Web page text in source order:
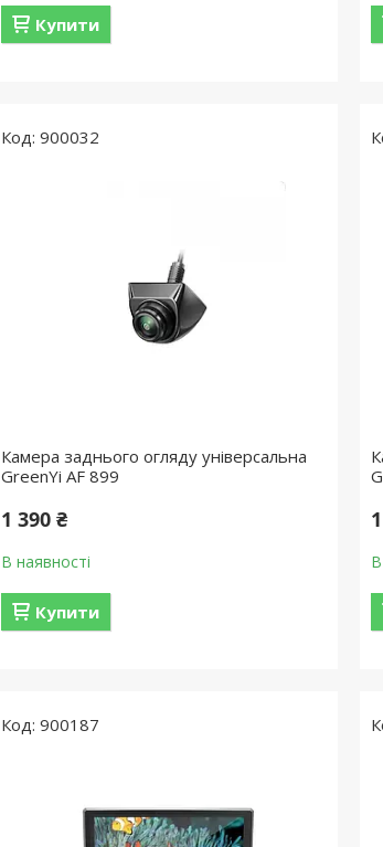
Купити
900032
Камера заднього огляду універсальна
GreenYi AF 899
1 390 ₴
В наявності
Купити
900187